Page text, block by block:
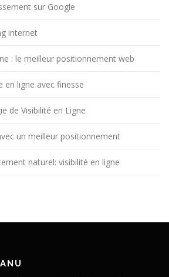
sur Google
internet
: le meilleur positionnement web
en ligne avec finesse
de Visibilité en Ligne
un meilleur positionnement
naturel: visibilité en ligne